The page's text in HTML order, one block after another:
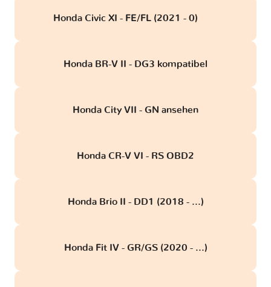
Honda Civic XI - FE/FL (2021 - 0)
Honda BR-V II - DG3 kompatibel
Honda City VII - GN ansehen
Honda CR-V VI - RS OBD2
Honda Brio II - DD1 (2018 - ...)
Honda Fit IV - GR/GS (2020 - ...)